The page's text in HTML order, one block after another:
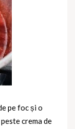
pe foc și o
crema de